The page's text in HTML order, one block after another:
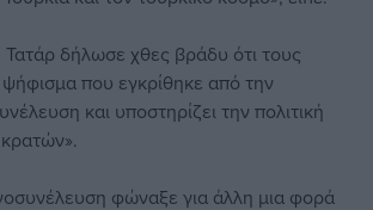
δήλωσε χθες βράδυ ότι τους
ψήφισμα που εγκρίθηκε από την
και υποστηρίζει την πολιτική
φώναξε για άλλη μια φορά